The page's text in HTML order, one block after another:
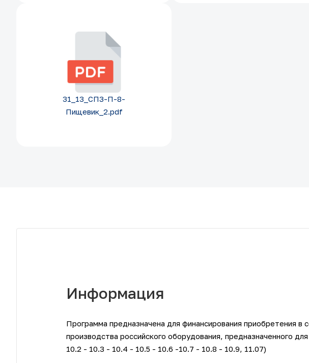
31_13_СПЗ-П-8-
Пищевик_2.pdf
Информация
Программа предназначена для финансирования приобретения
производства российского оборудования, предназначенного
10.2 - 10.3 - 10.4 - 10.5 - 10.6 -10.7 - 10.8 - 10.9, 11.07)